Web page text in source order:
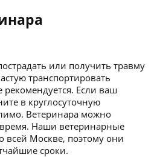
или получить травму
транспортировать
Если ваш
в круглосуточную
Ветеринара можно
Наши ветеринарные
Москве, поэтому они
сроки.